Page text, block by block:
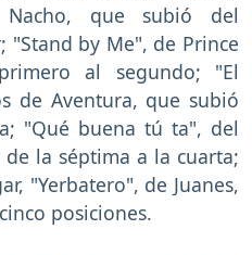
que subió del
by Me", de Prince
al segundo; "El
de Aventura, que subió
"Qué buena tú ta", del
la séptima a la cuarta;
"Yerbatero", de Juanes,
posiciones.